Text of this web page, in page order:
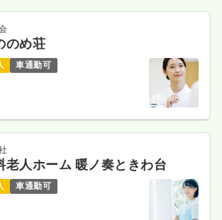
のめ荘
車通勤可
老人ホーム 暖ノ奏ときわ台
車通勤可